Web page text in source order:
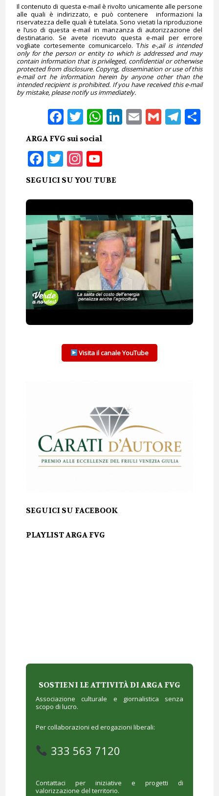
Il contenuto di questa e-mail è rivolto unicamente alle persone
alle quali è indirizzato, e può contenere informazioni la
riservatezza delle quali è tutelata. Sono vietati la riproduzione
e l’uso di questa e-mail in manzanza di autorizzazione del
destinatario. Se avete ricevuto questa e-mail per errore
vogliate cortesemente comunicarcelo. This e-,ail is intended
only for the person or entity to which is addressed and may
contain information that is privileged, confidential or otherwise
protected from disclosure. Copyng, dissemination or use of this
e-mail ort he information herein by anyone other than the
intended recipient is prohibited. If you have received this e-mail
by mistake, please notify us immediately.
Facebook
Twitter
WhatsApp
LinkedIn
EmailGmail
ARGA FVG sui social
Facebook
Twitter
Instagram
YouTube
SEGUICI SU YOU TUBE
Visita il canale YouTube
SEGUICI SU FACEBOOK
PLAYLIST ARGA FVG
SOSTIENI LE ATTIVITÀ DI ARGA FVG
Associazione culturale e giornalistica senza
scopo di lucro.
Per collaborazioni ed erogazioni liberali:
333 563 7120
Contattaci per iniziative e progetti di
valorizzazione del territorio.